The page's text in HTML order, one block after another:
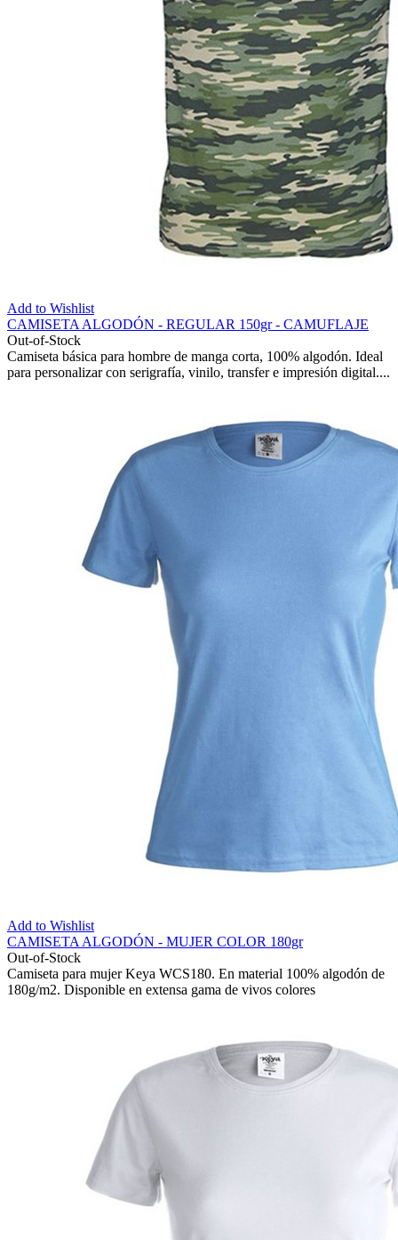
Add to Wishlist
CAMISETA ALGODÓN - REGULAR 150gr - CAMUFLAJE
Out-of-Stock
Camiseta básica para hombre de manga corta, 100% algodón. Ideal
para personalizar con serigrafía, vinilo, transfer e impresión digital....
Add to Wishlist
CAMISETA ALGODÓN - MUJER COLOR 180gr
Out-of-Stock
Camiseta para mujer Keya WCS180. En material 100% algodón de
180g/m2. Disponible en extensa gama de vivos colores